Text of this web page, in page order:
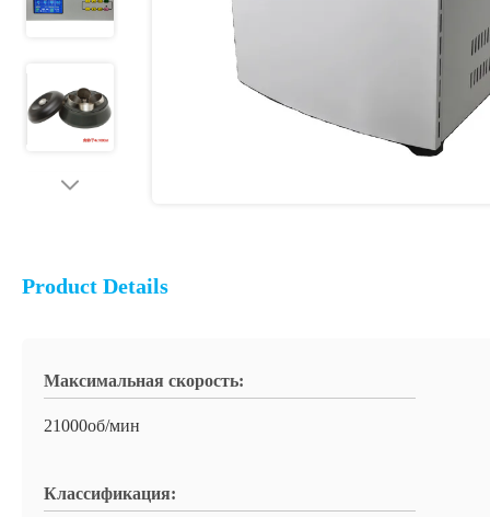
Product Details
Максимальная скорость:
21000об/мин
Классификация: